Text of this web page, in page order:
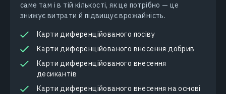
саме там і в тій кількості, як це потрібно — це
знижує витрати й підвищує врожайність.
Карти диференційованого посіву
Карти диференційованого внесення добрив
Карти диференційованого внесення
десикантів
Карти диференційованого внесення на основі